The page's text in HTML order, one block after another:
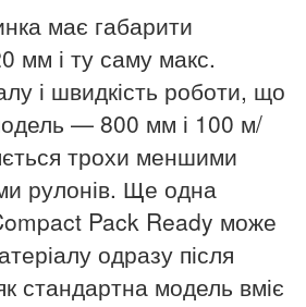
має габарити
мм і ту саму макс.
і швидкість роботи, що
— 800 мм і 100 м/
трохи меншими
рулонів. Ще одна
Pack Ready може
одразу після
стандартна модель вміє